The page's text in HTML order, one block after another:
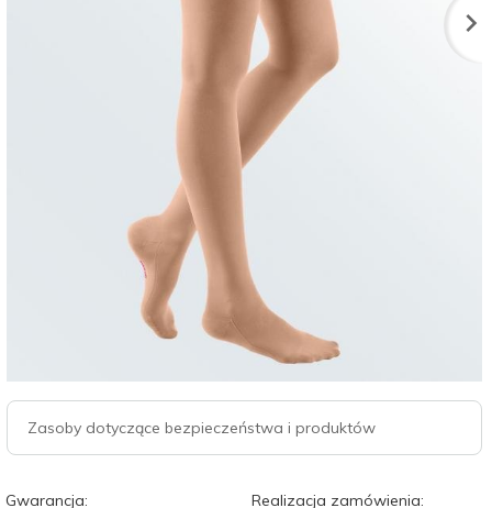
Zasoby dotyczące bezpieczeństwa i produktów
Gwarancja:
Realizacja zamówienia: